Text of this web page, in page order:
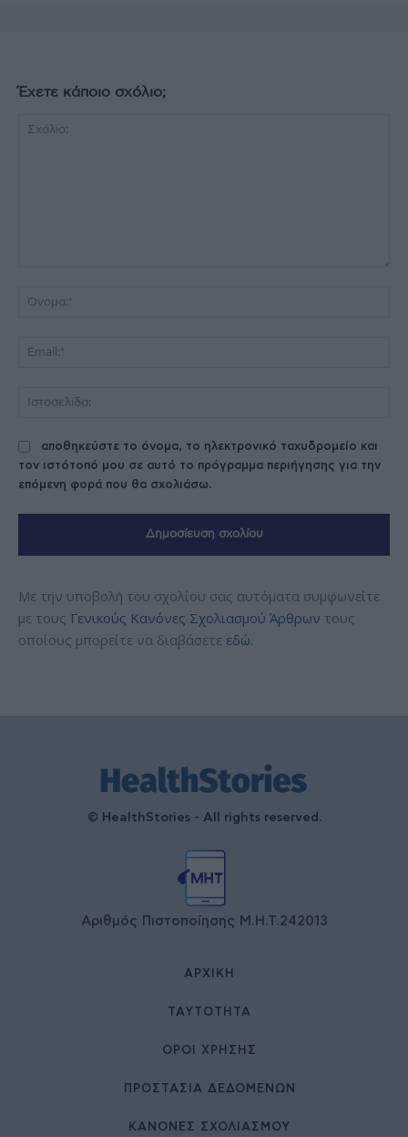
Έχετε κάποιο σχόλιο;
αποθηκεύστε το όνομα, το ηλεκτρονικό ταχυδρομείο και
τον ιστότοπό μου σε αυτό το πρόγραμμα περιήγησης για την
επόμενη φορά που θα σχολιάσω.
Με την υποβολή του σχολίου σας αυτόματα συμφωνείτε
με τους Γενικούς Κανόνες Σχολιασμού Άρθρων τους
οποίους μπορείτε να διαβάσετε εδώ.
© HealthStories - All rights reserved.
Αριθμός Πιστοποίησης Μ.Η.Τ.242013
ΑΡΧΙΚΉ
ΤΑΥΤΌΤΗΤΑ
ΌΡΟΙ ΧΡΉΣΗΣ
ΠΡΟΣΤΑΣΙΑ ΔΕΔΟΜΕΝΩΝ
ΚΑΝΟΝΕΣ ΣΧΟΛΙΑΣΜΟΥ